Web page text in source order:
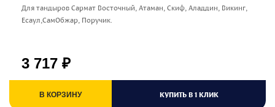
Для тандыров Сармат Восточный, Атаман, Скиф, Аладдин, Викинг,
Есаул,СамОбжар, Поручик.
3 717 ₽
В КОРЗИНУ КУПИТЬ В 1 КЛИК